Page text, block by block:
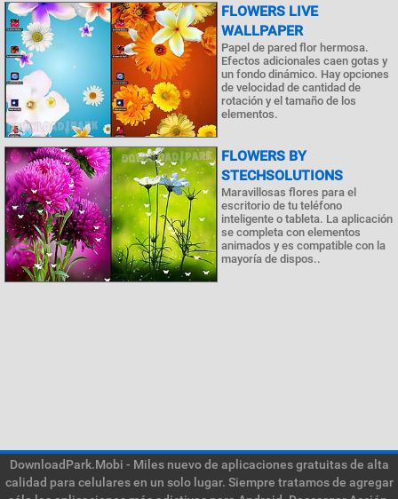
FLOWERS LIVE
WALLPAPER
Papel de pared flor hermosa.
Efectos adicionales caen gotas y
un fondo dinámico. Hay opciones
de velocidad de cantidad de
rotación y el tamaño de los
elementos.
FLOWERS BY
STECHSOLUTIONS
Maravillosas flores para el
escritorio de tu teléfono
inteligente o tableta. La aplicación
se completa con elementos
animados y es compatible con la
mayoría de dispos..
DownloadPark.Mobi - Miles nuevo de aplicaciones gratuitas de alta
calidad para celulares en un solo lugar. Siempre tratamos de agregar